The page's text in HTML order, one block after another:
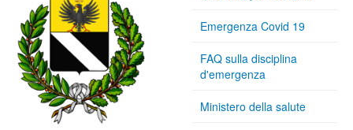
Emergenza Covid 19
FAQ sulla disciplina
d'emergenza
Ministero della salute